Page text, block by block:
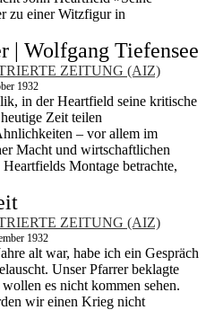
zu einer Witzfigur in
| Wolfgang Tiefensee
ZEITUNG (AIZ)
1932
in der Heartfield seine kritische
Zeit teilen
– vor allem im
Macht und wirtschaftlichen
Montage betrachte,
ZEITUNG (AIZ)
1932
alt war, habe ich ein Gespräch
Unser Pfarrer beklagte
es nicht kommen sehen.
wir einen Krieg nicht